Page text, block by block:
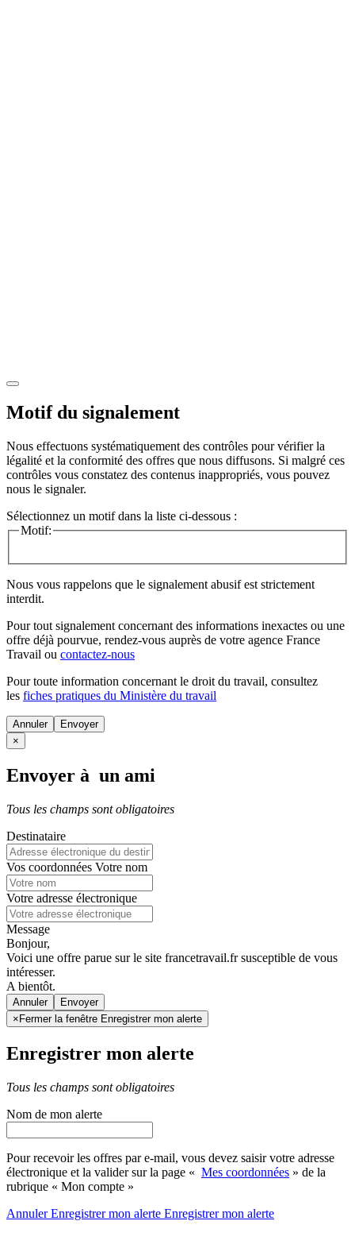
Motif du signalement
Nous effectuons systématiquement des contrôles pour vérifier la
légalité et la conformité des offres que nous diffusons. Si malgré ces
contrôles vous constatez des contenus inappropriés, vous pouvez
nous le signaler.
Sélectionnez un motif dans la liste ci-dessous :
Motif:
Nous vous rappelons que le signalement abusif est strictement
interdit.
Pour tout signalement concernant des informations inexactes ou une
offre déjà pourvue, rendez-vous auprès de votre agence France
Travail ou contactez-nous
Pour toute information concernant le droit du travail, consultez
les fiches pratiques du Ministère du travail
Annuler
×
Envoyer à un ami
Tous les champs sont obligatoires
Destinataire
Vos coordonnées Votre nom
Votre adresse électronique
Message
Bonjour,
Voici une offre parue sur le site francetravail.fr susceptible de vous
intéresser.
A bientôt.
Annuler
× Fermer la fenêtre Enregistrer mon alerte
Enregistrer mon alerte
Tous les champs sont obligatoires
Nom de mon alerte
Pour recevoir les offres par e-mail, vous devez saisir votre adresse
électronique et la valider sur la page « Mes coordonnées » de la
rubrique « Mon compte »
AnnulerEnregistrer mon alerte Enregistrermon alerte